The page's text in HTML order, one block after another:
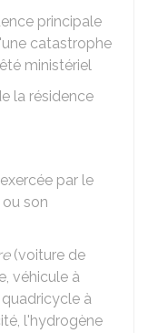
principale
catastrophe
ministériel
la résidence
par le
son
(voiture de
véhicule à
à
l'hydrogène